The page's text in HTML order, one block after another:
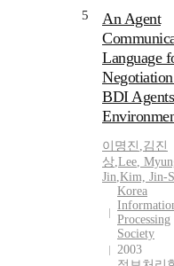
5
An Agent
Language
BDI Agents
이명진 ,김진
상,Lee,
Jin,Kim, Jin-
Korea
Processing
Society
2003